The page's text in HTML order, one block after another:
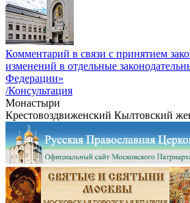
Комментарий в связи с принятием
изменений в отдельные
Федерации»
/Консультация
Монастыри
Крестовоздвиженский Кылтовский